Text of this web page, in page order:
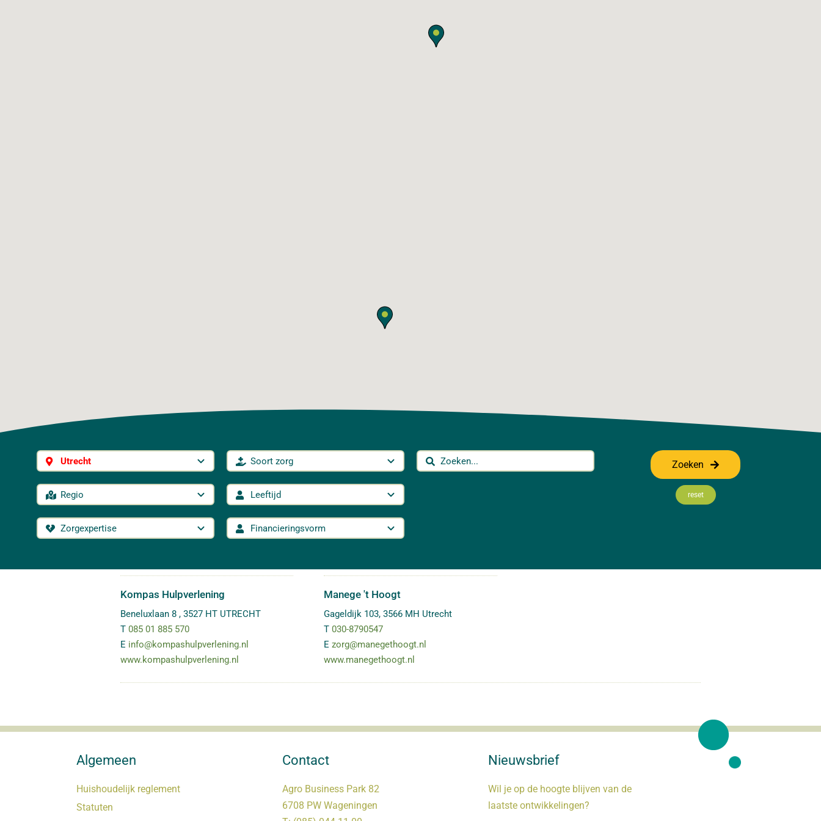
Zoeken
reset
Kompas Hulpverlening
Beneluxlaan 8 , 3527 HT UTRECHT
T 085 01 885 570
E info@kompashulpverlening.nl
www.kompashulpverlening.nl
Manege 't Hoogt
Gageldijk 103,3566 MH Utrecht
T030-8790547
Ezorg@manegethoogt.nl
www.manegethoogt.nl
Algemeen
Huishoudelijk reglement
Statuten
Contact
Agro Business Park 82
6708 PW Wageningen
Nieuwsbrief
Wil je op de hoogte blijven van de
laatste ontwikkelingen?